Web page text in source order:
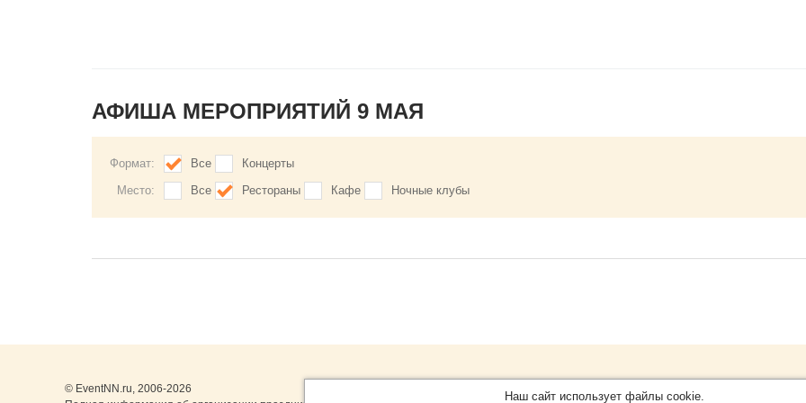
АФИША МЕРОПРИЯТИЙ 9 МАЯ
Формат: Все
Концерты
Место:
Все Рестораны Кафе Ночные клубы
© EventNN.ru, 2006-2026
О проекте Обращайтесь на портал
Наш сайт использует файлы cookie.